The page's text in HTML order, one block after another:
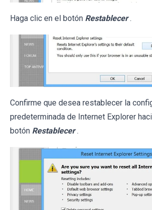
Haga clic en el botón Restablecer .
Confirme que desea restablecer la
predeterminada de Internet Explorer
botón Restablecer .